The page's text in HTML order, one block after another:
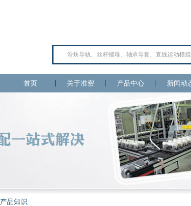
首页 关于准密 产品中心 新闻动
产品知识